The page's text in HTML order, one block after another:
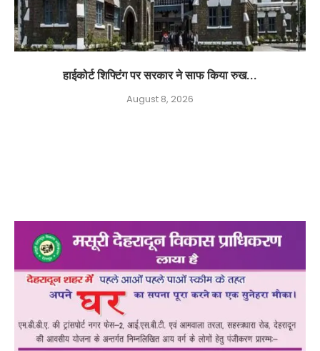
हाईकोर्ट शिफ्टिंग पर सरकार ने साफ किया रुख...
August 8, 2026